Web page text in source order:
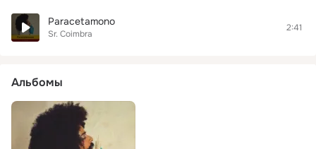
Paracetamono
Sr. Coimbra
2:41
Альбомы